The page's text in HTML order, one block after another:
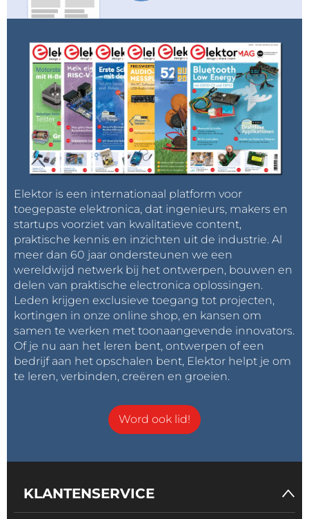
Elektor is een internationaal platform voor
toegepaste elektronica, dat ingenieurs, makers en
startups voorziet van kwalitatieve content,
praktische kennis en inzichten uit de industrie. Al
meer dan 60 jaar ondersteunen we een
wereldwijd netwerk bij het ontwerpen, bouwen en
delen van praktische electronica oplossingen.
Leden krijgen exclusieve toegang tot projecten,
kortingen in onze online shop, en kansen om
samen te werken met toonaangevende innovators.
Of je nu aan het leren bent, ontwerpen of een
bedrijf aan het opschalen bent, Elektor helpt je om
te leren, verbinden, creëren en groeien.
Word ook lid!
KLANTENSERVICE